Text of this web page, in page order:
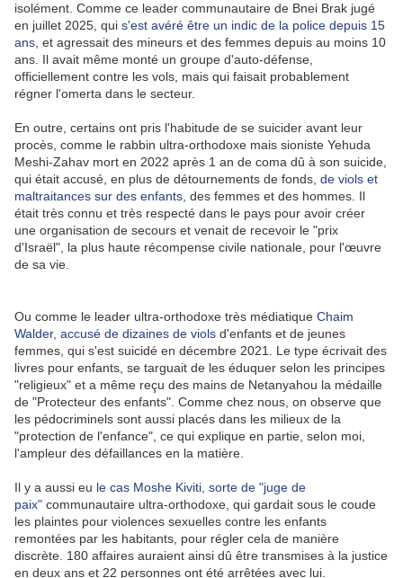
isolément. Comme ce leader communautaire de Bnei Brak jugé
en juillet 2025, qui s'est avéré être un indic de la police depuis 15
ans , et agressait des mineurs et des femmes depuis au moins 10
ans. Il avait même monté un groupe d'auto-défense,
officiellement contre les vols, mais qui faisait probablement
régner l'omerta dans le secteur.
En outre, certains ont pris l'habitude de se suicider avant leur
procès, comme le rabbin ultra-orthodoxe mais sioniste Yehuda
Meshi-Zahav mort en 2022 après 1 an de coma dû à son suicide,
qui était accusé, en plus de détournements de fonds, de viols et
maltraitances sur des enfants , des femmes et des hommes. Il
était très connu et très respecté dans le pays pour avoir créer
une organisation de secours et venait de recevoir le "prix
d'Israël", la plus haute récompense civile nationale, pour l'œuvre
de sa vie.
Ou comme le leader ultra-orthodoxe très médiatique Chaim
Walder, accusé de dizaines de viols d'enfants et de jeunes
femmes, qui s'est suicidé en décembre 2021. Le type écrivait des
livres pour enfants, se targuait de les éduquer selon les principes
"religieux" et a même reçu des mains de Netanyahou la médaille
de "Protecteur des enfants". Comme chez nous, on observe que
les pédocriminels sont aussi placés dans les milieux de la
"protection de l'enfance", ce qui explique en partie, selon moi,
l'ampleur des défaillances en la matière.
Il y a aussi eu le cas Moshe Kiviti, sorte de "juge de
paix" communautaire ultra-orthodoxe, qui gardait sous le coude
les plaintes pour violences sexuelles contre les enfants
remontées par les habitants, pour régler cela de manière
discrète. 180 affaires auraient ainsi dû être transmises à la justice
en deux ans et 22 personnes ont été arrêtées avec lui.